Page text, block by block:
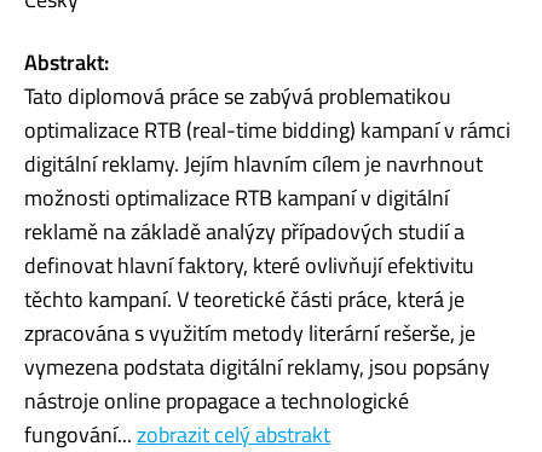
Abstrakt:
Tato diplomová práce se zabývá problematikou
optimalizace RTB (real-time bidding) kampaní v rámci
digitální reklamy. Jejím hlavním cílem je navrhnout
možnosti optimalizace RTB kampaní v digitální
reklamě na základě analýzy případových studií a
definovat hlavní faktory, které ovlivňují efektivitu
těchto kampaní. V teoretické části práce, která je
zpracována s využitím metody literární rešerše, je
vymezena podstata digitální reklamy, jsou popsány
nástroje online propagace a technologické
fungování...zobrazit celý abstrakt